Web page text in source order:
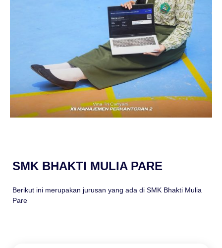
SMK BHAKTI MULIA PARE
Berikut ini merupakan jurusan yang ada di SMK Bhakti Mulia
Pare